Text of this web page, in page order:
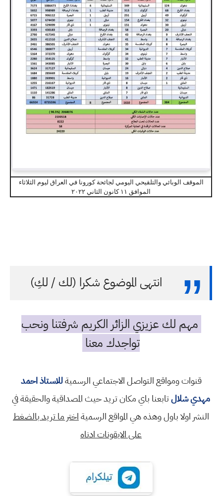
الموقف الوبائي والتلقيحي اليومي لجائحة كورونا في العراق ليوم الثلاثاء
الموافق ١١ كانون الثاني ٢٠٢٢
انتهى الموضوع شكرا (لك / لكِ)
مهم لك عزيزي الزائر الكريم شرفتنا ونحب
تواجدك معنا
قنوات ومواقع التواصل الاجتماعي الرسميةللاستاذ احمد
مهدي شلالتابعنا باي مكان تريد حيث المصداقية والحقيقة في
النشر اولا باول وهذه هي المواقع الرسميةاختر ما تريد بالضغط
على الايقونات ادناه